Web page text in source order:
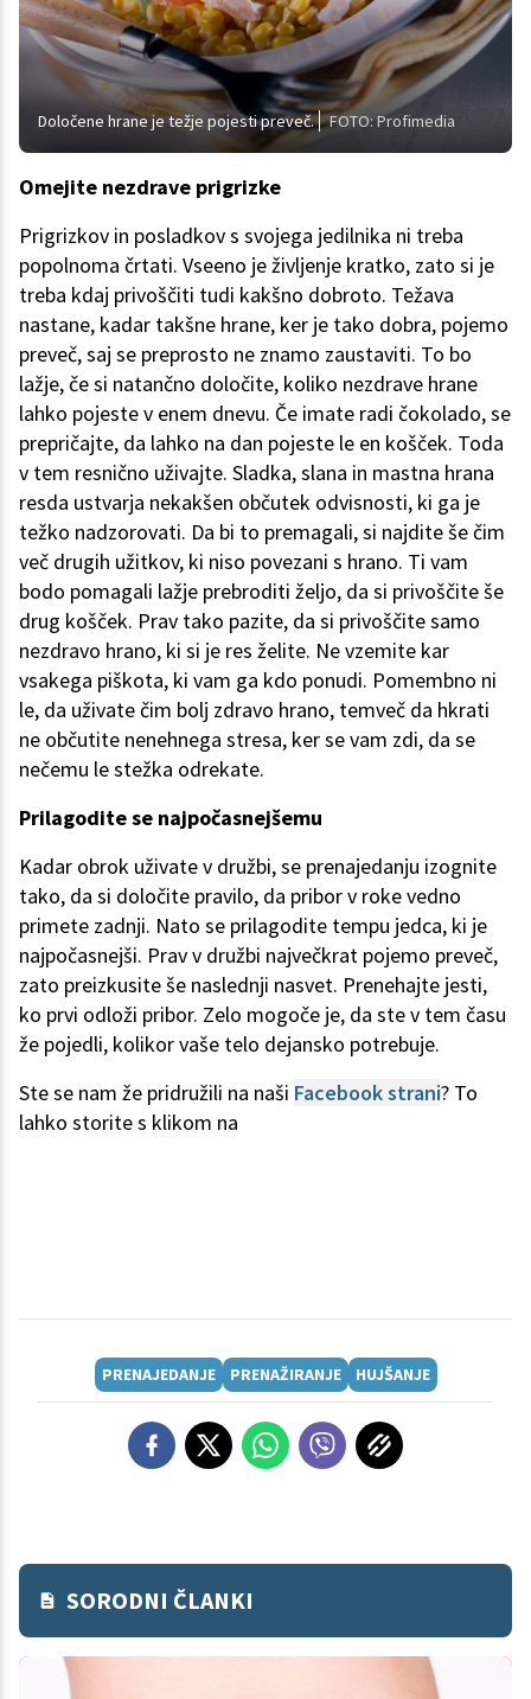
Določene hrane je težje pojesti preveč. FOTO: Profimedia
Omejite nezdrave prigrizke
Prigrizkov in posladkov s svojega jedilnika ni treba
popolnoma črtati. Vseeno je življenje kratko, zato si je
treba kdaj privoščiti tudi kakšno dobroto. Težava
nastane, kadar takšne hrane, ker je tako dobra, pojemo
preveč, saj se preprosto ne znamo zaustaviti. To bo
lažje, če si natančno določite, koliko nezdrave hrane
lahko pojeste v enem dnevu. Če imate radi čokolado, se
prepričajte, da lahko na dan pojeste le en košček. Toda
v tem resnično uživajte. Sladka, slana in mastna hrana
resda ustvarja nekakšen občutek odvisnosti, ki ga je
težko nadzorovati. Da bi to premagali, si najdite še čim
več drugih užitkov, ki niso povezani s hrano. Ti vam
bodo pomagali lažje prebroditi željo, da si privoščite še
drug košček. Prav tako pazite, da si privoščite samo
nezdravo hrano, ki si je res želite. Ne vzemite kar
vsakega piškota, ki vam ga kdo ponudi. Pomembno ni
le, da uživate čim bolj zdravo hrano, temveč da hkrati
ne občutite nenehnega stresa, ker se vam zdi, da se
nečemu le stežka odrekate.
Prilagodite se najpočasnejšemu
Kadar obrok uživate v družbi, se prenajedanju izognite
tako, da si določite pravilo, da pribor v roke vedno
primete zadnji. Nato se prilagodite tempu jedca, ki je
najpočasnejši. Prav v družbi največkrat pojemo preveč,
zato preizkusite še naslednji nasvet. Prenehajte jesti,
ko prvi odloži pribor. Zelo mogoče je, da ste v tem času
že pojedli, kolikor vaše telo dejansko potrebuje.
Ste se nam že pridružili na naši Facebook strani? To
lahko storite s klikom na
PRENAJEDANJE PRENAŽIRANJE HUJŠANJE
SORODNI ČLANKI